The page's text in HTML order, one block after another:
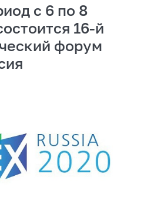
с 6 по 8
16-й
форум